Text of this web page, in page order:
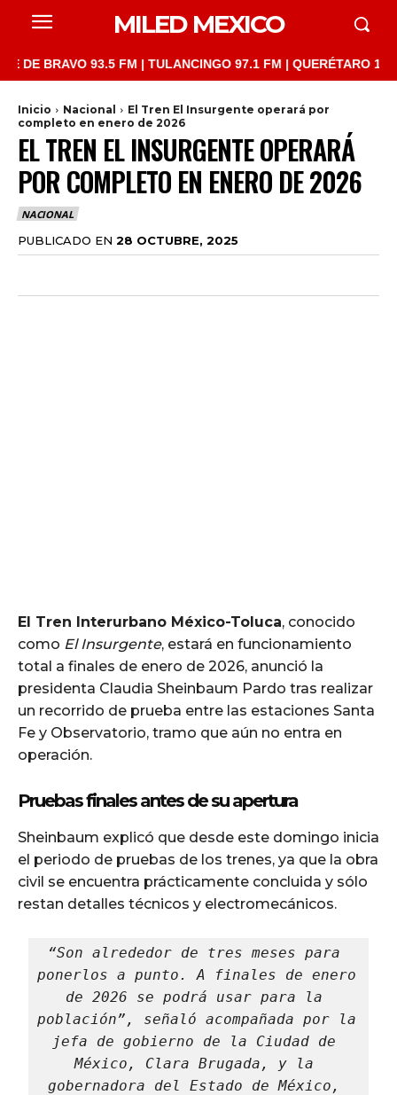
MILED MEXICO
93.5 FM | TULANCINGO 97.1 FM | QUERÉTARO 103.1
Inicio Nacional
El Tren El Insurgente operará por
completo en enero de 2026
EL TREN EL INSURGENTE OPERARÁ
POR COMPLETO EN ENERO DE 2026
NACIONAL
PUBLICADO EN 28 OCTUBRE, 2025
El Tren Interurbano México-Toluca, conocido
como El Insurgente, estará en funcionamiento
total a finales de enero de 2026, anunció la
presidenta Claudia Sheinbaum Pardo tras realizar
un recorrido de prueba entre las estaciones Santa
Fe y Observatorio, tramo que aún no entra en
operación.
Pruebas finales antes de su apertura
Sheinbaum explicó que desde este domingo inicia
el periodo de pruebas de los trenes, ya que la obra
civil se encuentra prácticamente concluida y sólo
restan detalles técnicos y electromecánicos.
“Son alrededor de tres meses para
ponerlos a punto. A finales de enero
de 2026 se podrá usar para la
población”, señaló acompañada por la
jefa de gobierno de la Ciudad de
México, Clara Brugada, y la
gobernadora del Estado de México,